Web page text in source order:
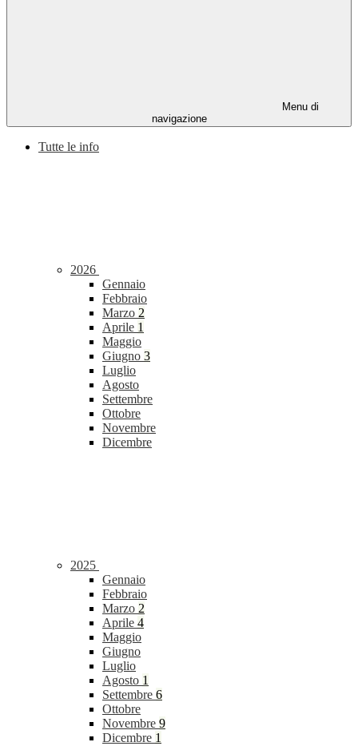
Menu di
navigazione
Tutte le info
2026
Gennaio
Febbraio
Marzo 2
Aprile 1
Maggio
Giugno 3
Luglio
Agosto
Settembre
Ottobre
Novembre
Dicembre
2025
Gennaio
Febbraio
Marzo 2
Aprile 4
Maggio
Giugno
Luglio
Agosto 1
Settembre 6
Ottobre
Novembre 9
Dicembre 1